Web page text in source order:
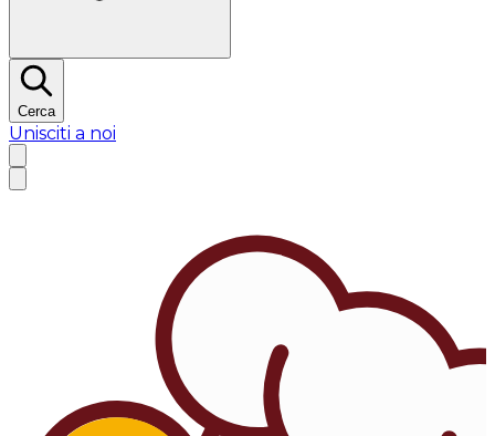
Cerca
Unisciti a noi